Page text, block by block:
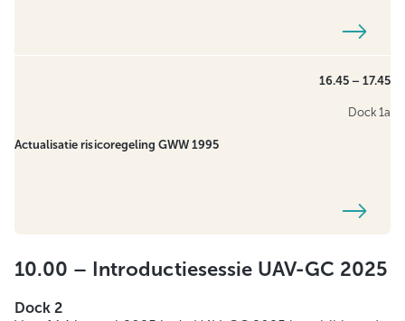
16.45 – 17.45
Dock 1a
Actualisatie risicoregeling GWW 1995
10.00 – Introductiesessie UAV-GC 2025
Dock 2